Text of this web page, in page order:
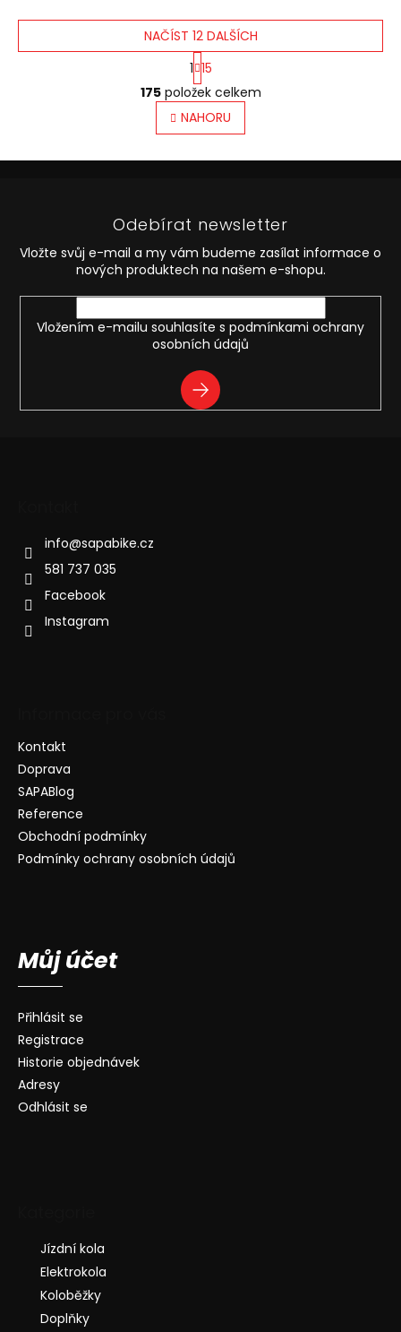
O
v
l
á
p
r
v
k
ý
p
s
u
NAČÍST 12 DALŠÍCH
S
t
r
á
n
k
v
1 15
175položek celkem
NAHORU
Odebírat newsletter
Vložte svůj e-mail a my vám budeme zasílat informace o
nových produktech na našem e-shopu.
Vložením e-mailu souhlasíte s podmínkami ochrany
osobních údajů
PŘIHLÁSIT
SE
info@sapabike.cz
581 737 035
Facebook
Instagram
Kontakt
Doprava
SAPABlog
Reference
Obchodní podmínky
Podmínky ochrany osobních údajů
Můj účet
Přihlásit se
Registrace
Historie objednávek
Adresy
Odhlásit se
Jízdní kola
Elektrokola
Koloběžky
Doplňky